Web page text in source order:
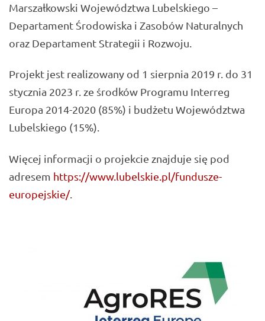
Marszałkowski Województwa Lubelskiego –
Departament Środowiska i Zasobów Naturalnych
oraz Departament Strategii i Rozwoju.
Projekt jest realizowany od 1 sierpnia 2019 r. do 31
stycznia 2023 r. ze środków Programu Interreg
Europa 2014-2020 (85%) i budżetu Województwa
Lubelskiego (15%).
Więcej informacji o projekcie znajduje się pod
adresem https://www.lubelskie.pl/fundusze-
europejskie/.